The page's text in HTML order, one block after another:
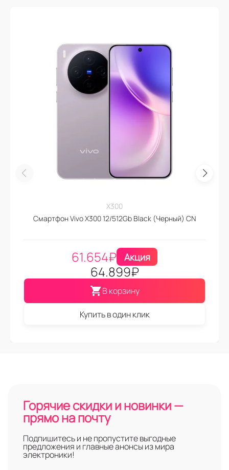
X300
Смартфон Vivo X300 12/512Gb Black (Черный) CN
61.654₽ Акция
64.899₽
В корзину
Купить в один клик
Горячие скидки и новинки —
прямо на почту
Подпишитесь и не пропустите выгодные
предложения и главные анонсы из мира
электроники!